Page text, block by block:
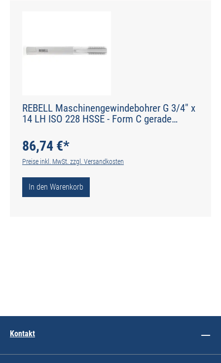
REBELL Maschinengewindebohrer G 3/4" x
14 LH ISO 228 HSSE - Form C gerade
86,74 €*
Preise inkl. MwSt. zzgl. Versandkosten
In den Warenkorb
Kontakt